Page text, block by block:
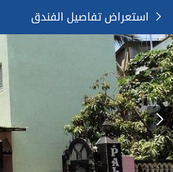
استعراض تفاصيل الفندق